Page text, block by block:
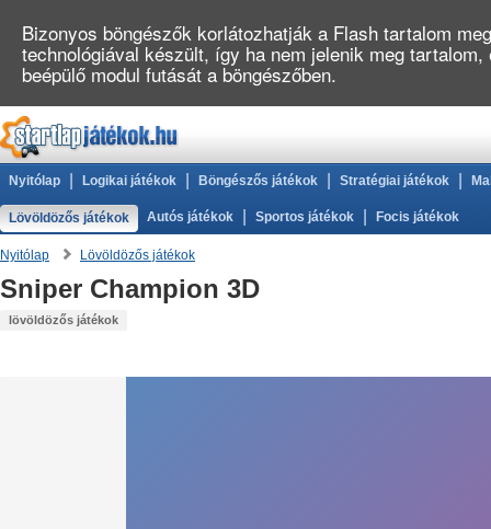
Nyitólap Logikai játékok Böngészős játékok Stratégiai játékok
Lövöldözős játékok Autós játékok Sportos játékok Focis játékok
Nyitólap Lövöldözős játékok
Sniper Champion 3D
lövöldözős játékok
Bizonyos böngészők korlátozhatják a Flash tartalom
technológiával készült, így ha nem jelenik meg
beépülő modul futását a böngészőben.